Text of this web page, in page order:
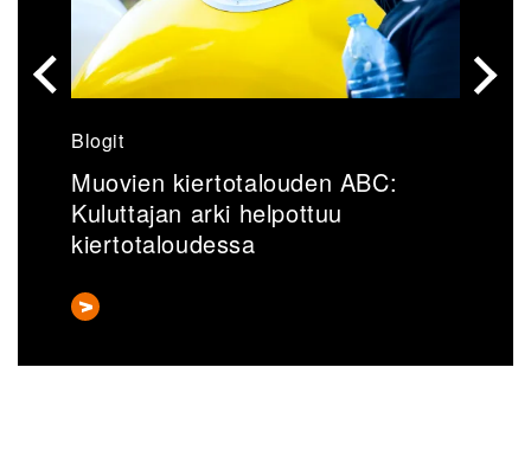
Blogit
Muovien kiertotalouden ABC:
Kuluttajan arki helpottuu
kiertotaloudessa